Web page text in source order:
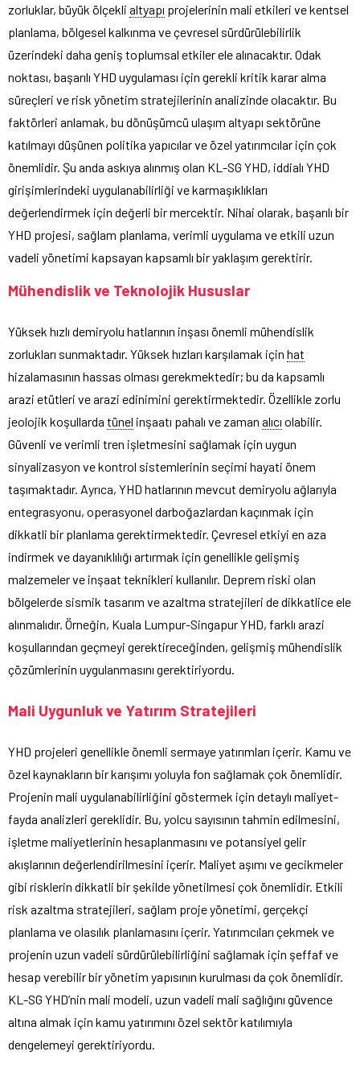
zorluklar, büyük ölçekli altyapı projelerinin mali etkileri ve kentsel
planlama, bölgesel kalkınma ve çevresel sürdürülebilirlik
üzerindeki daha geniş toplumsal etkiler ele alınacaktır. Odak
noktası, başarılı YHD uygulaması için gerekli kritik karar alma
süreçleri ve risk yönetim stratejilerinin analizinde olacaktır. Bu
faktörleri anlamak, bu dönüşümcü ulaşım altyapı sektörüne
katılmayı düşünen politika yapıcılar ve özel yatırımcılar için çok
önemlidir. Şu anda askıya alınmış olan KL-SG YHD, iddialı YHD
girişimlerindeki uygulanabilirliği ve karmaşıklıkları
değerlendirmek için değerli bir mercektir. Nihai olarak, başarılı bir
YHD projesi, sağlam planlama, verimli uygulama ve etkili uzun
vadeli yönetimi kapsayan kapsamlı bir yaklaşım gerektirir.
Mühendislik ve Teknolojik Hususlar
Yüksek hızlı demiryolu hatlarının inşası önemli mühendislik
zorlukları sunmaktadır. Yüksek hızları karşılamak için hat
hizalamasının hassas olması gerekmektedir; bu da kapsamlı
arazi etütleri ve arazi edinimini gerektirmektedir. Özellikle zorlu
jeolojik koşullarda tünel inşaatı pahalı ve zaman alıcı olabilir.
Güvenli ve verimli tren işletmesini sağlamak için uygun
sinyalizasyon ve kontrol sistemlerinin seçimi hayati önem
taşımaktadır. Ayrıca, YHD hatlarının mevcut demiryolu ağlarıyla
entegrasyonu, operasyonel darboğazlardan kaçınmak için
dikkatli bir planlama gerektirmektedir. Çevresel etkiyi en aza
indirmek ve dayanıklılığı artırmak için genellikle gelişmiş
malzemeler ve inşaat teknikleri kullanılır. Deprem riski olan
bölgelerde sismik tasarım ve azaltma stratejileri de dikkatlice ele
alınmalıdır. Örneğin, Kuala Lumpur-Singapur YHD, farklı arazi
koşullarından geçmeyi gerektireceğinden, gelişmiş mühendislik
çözümlerinin uygulanmasını gerektiriyordu.
Mali Uygunluk ve Yatırım Stratejileri
YHD projeleri genellikle önemli sermaye yatırımları içerir. Kamu ve
özel kaynakların bir karışımı yoluyla fon sağlamak çok önemlidir.
Projenin mali uygulanabilirliğini göstermek için detaylı maliyet-
fayda analizleri gereklidir. Bu, yolcu sayısının tahmin edilmesini,
işletme maliyetlerinin hesaplanmasını ve potansiyel gelir
akışlarının değerlendirilmesini içerir. Maliyet aşımı ve gecikmeler
gibi risklerin dikkatli bir şekilde yönetilmesi çok önemlidir. Etkili
risk azaltma stratejileri, sağlam proje yönetimi, gerçekçi
planlama ve olasılık planlamasını içerir. Yatırımcıları çekmek ve
projenin uzun vadeli sürdürülebilirliğini sağlamak için şeffaf ve
hesap verebilir bir yönetim yapısının kurulması da çok önemlidir.
KL-SG YHD’nin mali modeli, uzun vadeli mali sağlığını güvence
altına almak için kamu yatırımını özel sektör katılımıyla
dengelemeyi gerektiriyordu.